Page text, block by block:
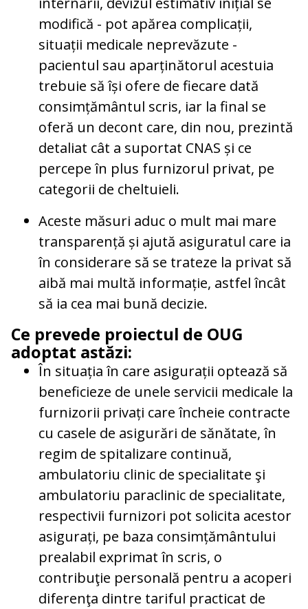
modifică - pot apărea complicații,
situații medicale neprevăzute -
pacientul sau aparținătorul acestuia
trebuie să își ofere de fiecare dată
consimțământul scris, iar la final se
oferă un decont care, din nou, prezintă
detaliat cât a suportat CNAS și ce
percepe în plus furnizorul privat, pe
categorii de cheltuieli.
Aceste măsuri aduc o mult mai mare
transparență și ajută asiguratul care ia
în considerare să se trateze la privat să
aibă mai multă informație, astfel încât
să ia cea mai bună decizie.
Ce prevede proiectul de OUG
adoptat astăzi:
În situația în care asigurații optează să
beneficieze de unele servicii medicale la
furnizorii privați care încheie contracte
cu casele de asigurări de sănătate, în
regim de spitalizare continuă,
ambulatoriu clinic de specialitate şi
ambulatoriu paraclinic de specialitate,
respectivii furnizori pot solicita acestor
asigurați, pe baza consimțământului
prealabil exprimat în scris, o
contribuţie personală pentru a acoperi
diferenţa dintre tariful practicat de